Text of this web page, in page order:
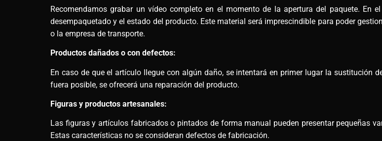
Recomendamos grabar un vídeo completo en el momento de la apertura del paquete. En
desempaquetado y el estado del producto. Este material será imprescindible para poder
o la empresa de transporte.
Productos dañados o con defectos:
En caso de que el artículo llegue con algún daño, se intentará en primer lugar la sustitución
fuera posible, se ofrecerá una reparación del producto.
Figuras y productos artesanales:
Las figuras y artículos fabricados o pintados de forma manual pueden presentar pequeñas
Estas características no se consideran defectos de fabricación.